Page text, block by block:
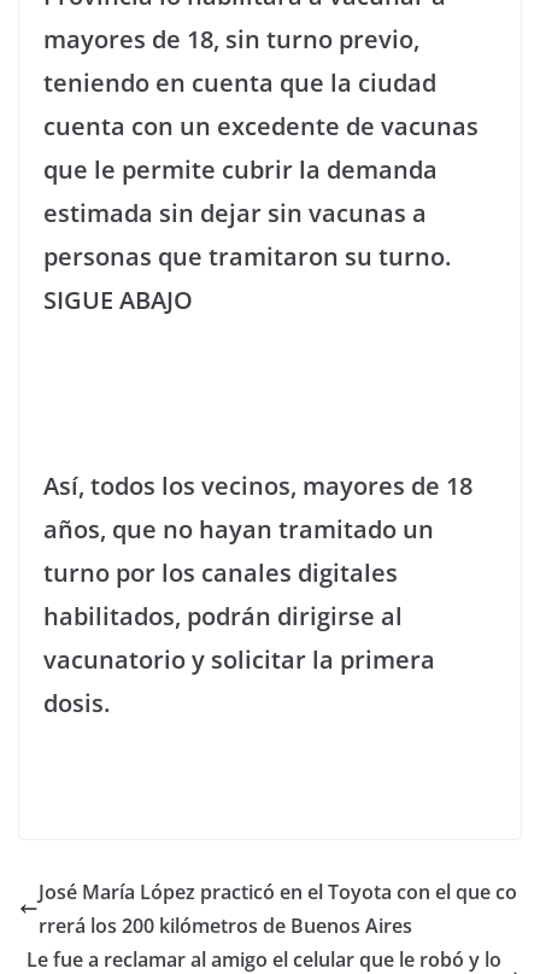
mayores de 18, sin turno previo,
teniendo en cuenta que la ciudad
cuenta con un excedente de vacunas
que le permite cubrir la demanda
estimada sin dejar sin vacunas a
personas que tramitaron su turno.
SIGUE ABAJO
Así, todos los vecinos, mayores de 18
años, que no hayan tramitado un
turno por los canales digitales
habilitados, podrán dirigirse al
vacunatorio y solicitar la primera
dosis.
José María López practicó en el Toyota con el que co
rrerá los 200 kilómetros de Buenos Aires
Le fue a reclamar al amigo el celular que le robó y lo